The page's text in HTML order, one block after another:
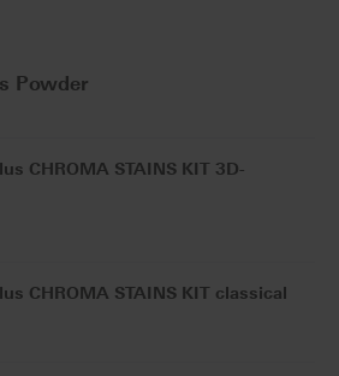
Powder
CHROMA STAINS KIT 3D-
CHROMA STAINS KIT classical